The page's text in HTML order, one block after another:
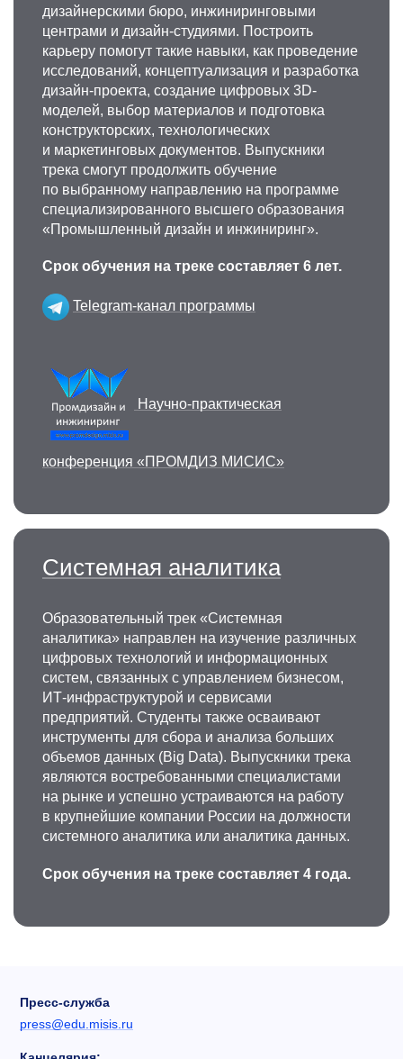
дизайнерскими бюро, инжиниринговыми
центрами и дизайн-студиями. Построить
карьеру помогут такие навыки, как проведение
исследований, концептуализация и разработка
дизайн-проекта, создание цифровых 3D-
моделей, выбор материалов и подготовка
конструкторских, технологических
и маркетинговых документов. Выпускники
трека смогут продолжить обучение
по выбранному направлению на программе
специализированного высшего образования
«Промышленный дизайн и инжиниринг».
Срок обучения на треке составляет 6 лет.
Telegram-канал программы
Научно-практическая
конференция «ПРОМДИЗ МИСИС»
Системная аналитика
Образовательный трек «Системная
аналитика» направлен на изучение различных
цифровых технологий и информационных
систем, связанных с управлением бизнесом,
ИТ-инфраструктурой и сервисами
предприятий. Студенты также осваивают
инструменты для сбора и анализа больших
объемов данных (Big Data). Выпускники трека
являются востребованными специалистами
на рынке и успешно устраиваются на работу
в крупнейшие компании России на должности
системного аналитика или аналитика данных.
Срок обучения на треке составляет 4 года.
Пресс-служба
press@edu.misis.ru